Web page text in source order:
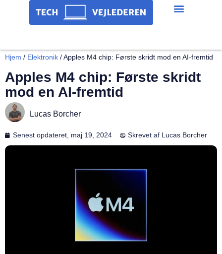
Hjem / Elektronik /Apples M4 chip: Første skridt mod en AI-fremtid
Apples M4 chip: Første skridt
mod en AI-fremtid
Lucas Borcher
Senest opdateret, maj 19, 2024 Skrevet af Lucas Borcher